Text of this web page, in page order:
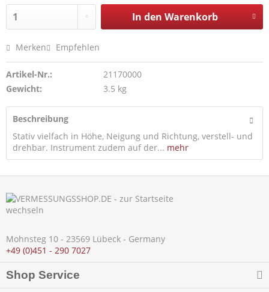
In den Warenkorb
Merken Empfehlen
Artikel-Nr.:
21170000
Gewicht:
3.5 kg
Beschreibung
Stativ vielfach in Höhe, Neigung und Richtung, verstell- und
drehbar. Instrument zudem auf der... mehr
Mohnsteg 10 - 23569 Lübeck - Germany
+49 (0)451 - 290 7027
Shop Service